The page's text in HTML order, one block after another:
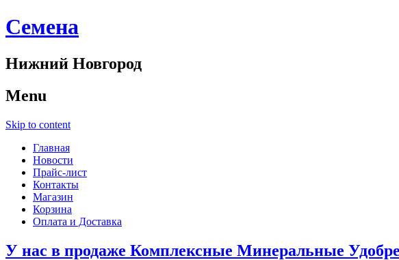
Cемена
Нижний Новгород
Menu
Skip to content
Главная
Новости
Прайс-лист
Контакты
Магазин
Корзина
Оплата и Доставка
У нас в продаже Комплексные Минеральные